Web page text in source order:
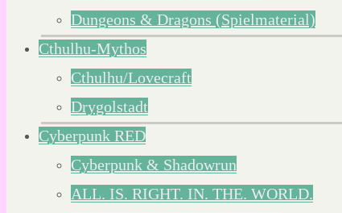
Dungeons & Dragons (Spielmaterial)
Cthulhu-Mythos
Cthulhu/Lovecraft
Drygolstadt
Cyberpunk RED
Cyberpunk & Shadowrun
ALL. IS. RIGHT. IN. THE. WORLD.